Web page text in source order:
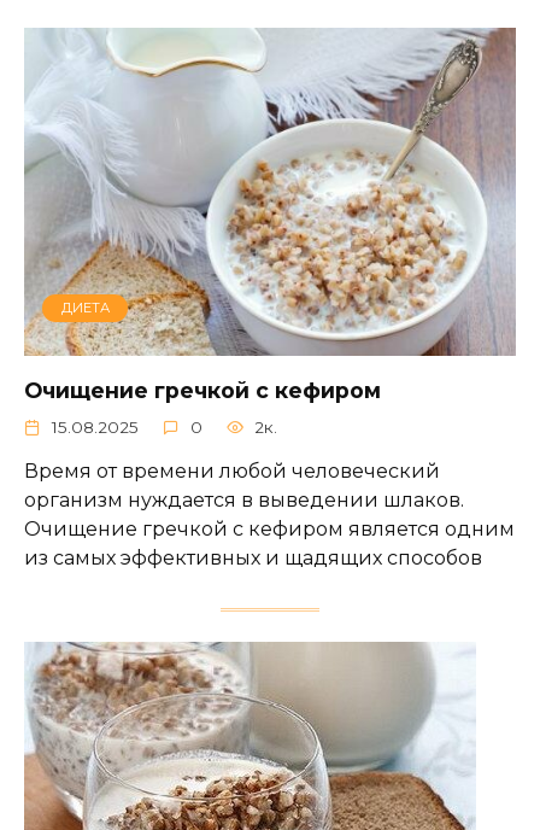
ДИЕТА
Очищение гречкой с кефиром
15.08.2025 0 2к.
Время от времени любой человеческий
организм нуждается в выведении шлаков.
Очищение гречкой с кефиром является одним
из самых эффективных и щадящих способов